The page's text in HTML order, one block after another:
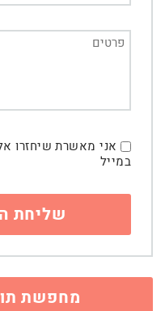
אני מאשרת שיחזרו
במייל
מחפשת